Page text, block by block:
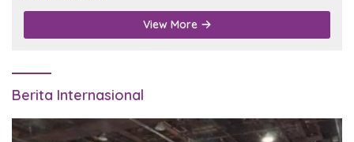
View More
Berita Internasional